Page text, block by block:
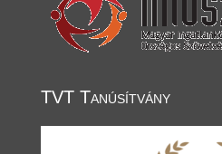
TVT Tanúsítvány